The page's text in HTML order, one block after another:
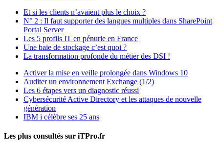
Et si les clients n’avaient plus le choix ?
N° 2 : Il faut supporter des langues multiples dans SharePoint
Portal Server
Les 5 profils IT en pénurie en France
Une baie de stockage c’est quoi ?
La transformation profonde du métier des DSI !
Activer la mise en veille prolongée dans Windows 10
Auditer un environnement Exchange (1/2)
Les 6 étapes vers un diagnostic réussi
Cybersécurité Active Directory et les attaques de nouvelle
génération
IBM i célèbre ses 25 ans
Les plus consultés sur iTPro.fr